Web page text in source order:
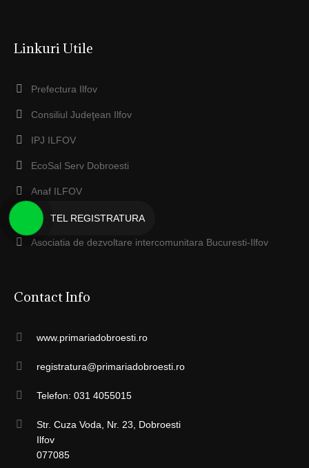
Linkuri Utile
Prefectura Ilfov
Consiliul Judeţean Ilfov
IPJ ILFOV
EcoSal Serv Dobroesti
Anaf ILFOV
Protecţia Mediului Ilfov
Asociatia de dezvoltare intercomunitara Bucuresti-Ilfov
Contact Info
www.primariadobroesti.ro
registratura@primariadobroesti.ro
Telefon: 031 4055015
Str. Cuza Voda, Nr. 23, Dobroesti
Ilfov
077085
TEL REGISTRATURA